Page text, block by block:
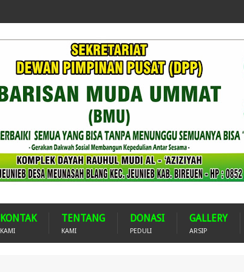
KONTAK
KAMI
TENTANG
KAMI
DONASI
PEDULI
GALLERY
ARSIP